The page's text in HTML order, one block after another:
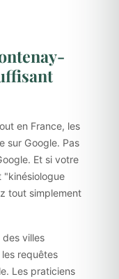
en France, les
sur Google. Pas
Et si votre
"kinésiologue
tout simplement
villes
requêtes
Les praticiens